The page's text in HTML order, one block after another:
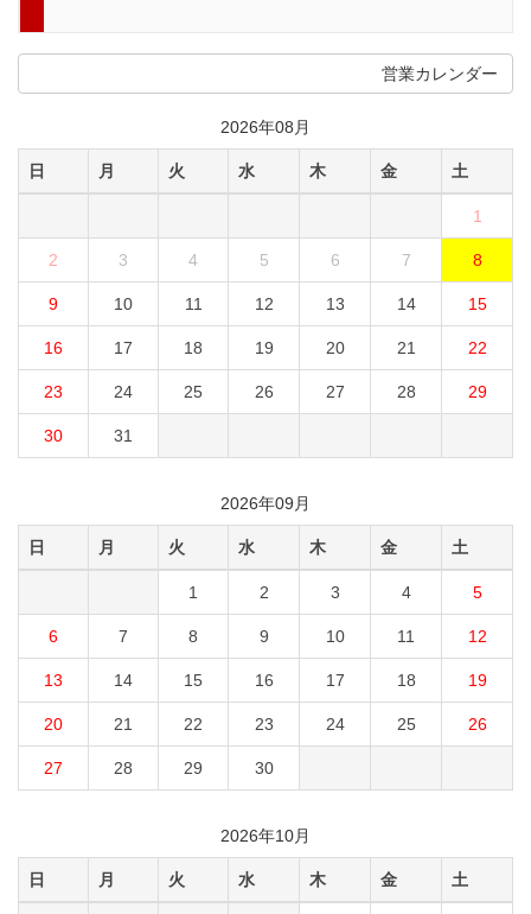
営業カレンダー
2026年08月
日 月 火 水 木 金 土
1
2 3 4 5 6 7 8
9 10 11 12 13 14 15
16 17 18 19 20 21 22
23 24 25 26 27 28 29
30 31
2026年09月
日 月 火 水 木 金 土
1 2 3 4 5
6 7 8 9 10 11 12
13 14 15 16 17 18 19
20 21 22 23 24 25 26
27 28 29 30
2026年10月
日 月 火 水 木 金 土